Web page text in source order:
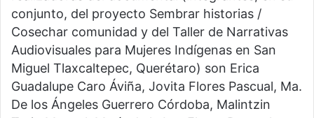
conjunto, del proyecto Sembrar historias /
Cosechar comunidad y del Taller de Narrativas
Audiovisuales para Mujeres Indígenas en San
Miguel Tlaxcaltepec, Querétaro) son Erica
Guadalupe Caro Áviña, Jovita Flores Pascual, Ma.
De los Ángeles Guerrero Córdoba, Malintzin